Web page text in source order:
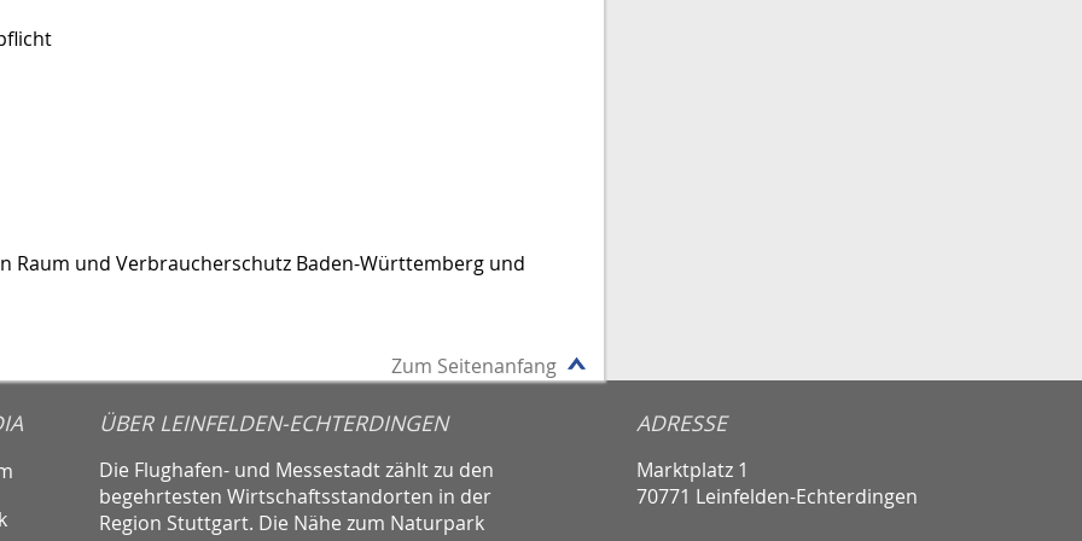
Raum und Verbraucherschutz Baden-Württemberg und
Zum Seitenanfang
ÜBER LEINFELDEN-ECHTERDINGEN
Die Flughafen- und Messestadt zählt zu den
begehrtesten Wirtschaftsstandorten in der
Region Stuttgart. Die Nähe zum Naturpark
ADRESSE
Marktplatz 1
70771 Leinfelden-Echterdingen